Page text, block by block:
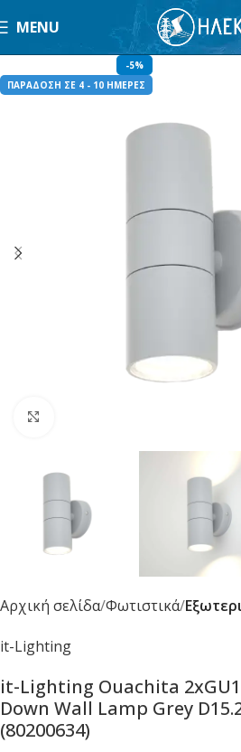
MENU
-5%
ΠΑΡΑΔΟΣΗ ΣΕ 4 - 10 ΗΜΕΡΕΣ
Αρχική σελίδα Φωτιστικά
it-Lighting
it-Lighting Ouachita
Down Wall Lamp Grey
(80200634)